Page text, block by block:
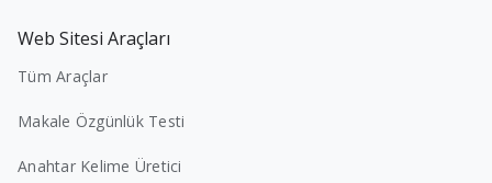
Web Sitesi Araçları
Tüm Araçlar
Makale Özgünlük Testi
Anahtar Kelime Üretici